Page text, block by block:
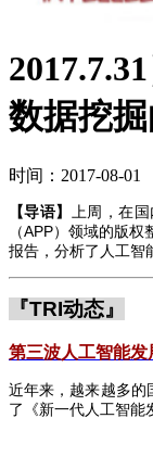
数据挖
时间：2017-08-
【导语】 上周，在
（APP）领域的版权
报告，分析了人工智
『TRI动态』
第三波人工智能发
近年来，越来越多的
了《新一代人工智能